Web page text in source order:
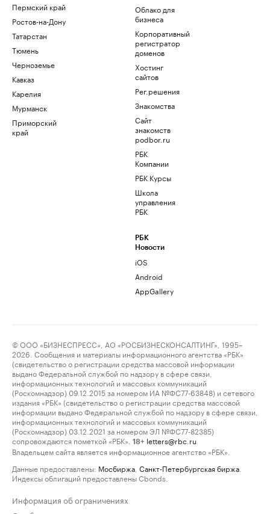
Пермский край
Ростов-на-Дону
Татарстан
Тюмень
Черноземье
Кавказ
Карелия
Мурманск
Приморский
край
Облако для
бизнеса
Корпоративный
регистратор
доменов
Хостинг
сайтов
Рег.решения
Знакомства
Сайт
знакомств
podbor.ru
РБК
Компании
РБК Курсы
Школа
управления
РБК
РБК
Новости
iOS
Android
AppGallery
© ООО «БИЗНЕСПРЕСС», АО «РОСБИЗНЕСКОНСАЛТИНГ», 1995–
2026. Сообщения и материалы информационного агентства «РБК»
(свидетельство о регистрации средства массовой информации
выдано Федеральной службой по надзору в сфере связи,
информационных технологий и массовых коммуникаций
(Роскомнадзор) 09.12.2015 за номером ИА №ФС77-63848) и сетевого
издания «РБК» (свидетельство о регистрации средства массовой
информации выдано Федеральной службой по надзору в сфере связи,
информационных технологий и массовых коммуникаций
(Роскомнадзор) 03.12.2021 за номером ЭЛ №ФС77-82385)
сопровождаются пометкой «РБК».
18+ letters@rbc.ru
Владельцем сайта является информационное агентство «РБК».
Данные предоставлены: Мосбиржа Санкт-Петербургская биржа
Индексы облигаций предоставлены Cbonds.
Информация об ограничениях